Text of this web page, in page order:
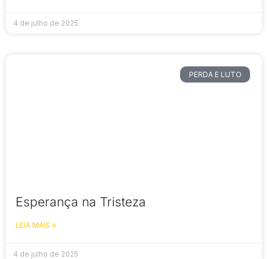
4 de julho de 2025
PERDA E LUTO
Esperança na Tristeza
LEIA MAIS »
4 de julho de 2025